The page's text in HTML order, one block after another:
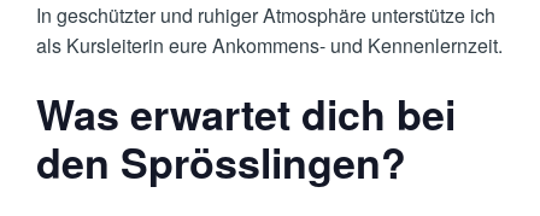
In geschützter und ruhiger Atmosphäre unterstütze ich
als Kursleiterin eure Ankommens- und Kennenlernzeit.
Was erwartet dich bei
den Sprösslingen?